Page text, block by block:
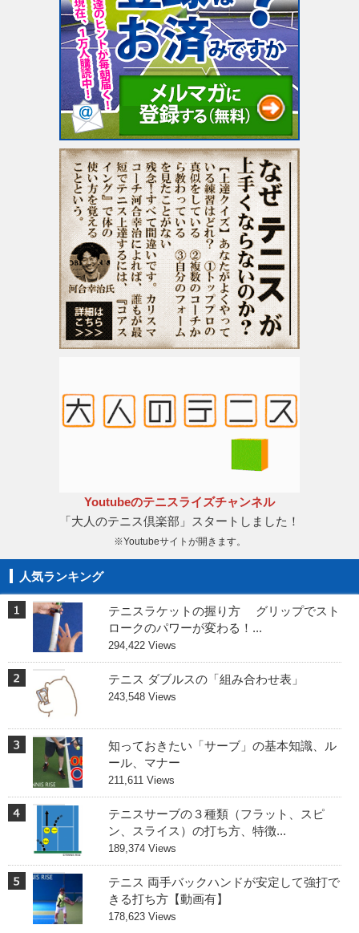
Youtubeのテニスライズチャンネル
「大人のテニス倶楽部」スタートしました！
※Youtubeサイトが開きます。
人気ランキング
テニスラケットの握り方 グリップでスト
ロークのパワーが変わる！...
294,422 Views
テニス ダブルスの「組み合わせ表」
243,548 Views
知っておきたい「サーブ」の基本知識、ル
ール、マナー
211,611 Views
テニスサーブの３種類（フラット、スピ
ン、スライス）の打ち方、特徴...
189,374 Views
テニス 両手バックハンドが安定して強打で
きる打ち方【動画有】
178,623 Views